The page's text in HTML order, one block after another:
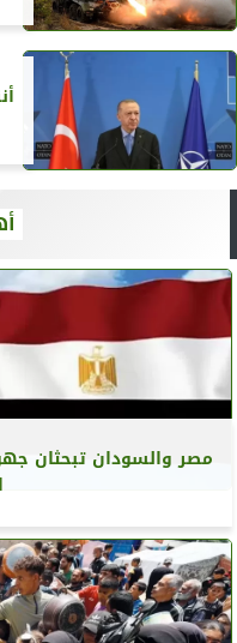
مصر والسودان تبحثان